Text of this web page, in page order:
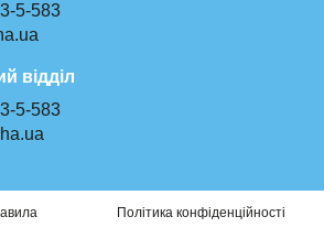
5-583
відділ
5-583
Політика конфіденційності